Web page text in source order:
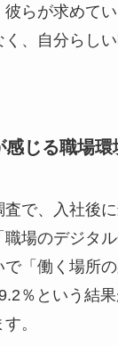
彼らが求めて
く、自分らし
じる職場環
で、入社後
場のデジタ
「働く場所
％という結
。